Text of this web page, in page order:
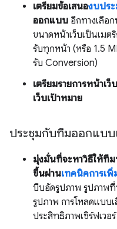
เตรียมข้อเสนองบปร
ออกแบบ อีกทางเลือ
ขนาดหน้าเว็บเป็นเมต
รับทุกหน้า (หรือ 1.5
รับ Conversion)
เตรียมรายการหน้า
เว็บเป้าหมาย
ประชุมกับทีมออกแบบ
มุ่งมั่นที่จะหาวิธีให้ที
ขึ้นผ่านเทคนิคการเ
บีบอัดรูปภาพ รูปภาพ
รูปภาพ การโหลดแบบ
ประสิทธิภาพเซิร์ฟเวอร์